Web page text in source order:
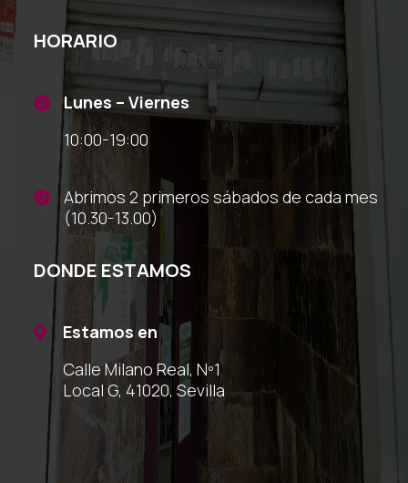
HORARIO

Lunes – Viernes
10:00-19:00

Abrimos 2 primeros sábados de cada mes
(10.30-13.00)
DONDE ESTAMOS

Estamos en
Calle Milano Real, Nº1
Local G, 41020, Sevilla